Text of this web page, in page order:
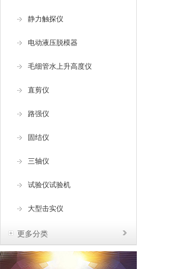
静力触探仪
电动液压脱模器
毛细管水上升高度仪
直剪仪
路强仪
固结仪
三轴仪
试验仪试验机
大型击实仪
更多分类